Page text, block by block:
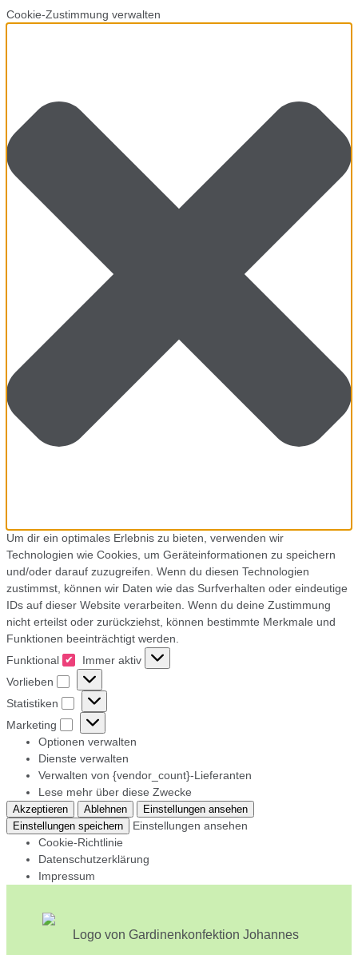
Cookie-Zustimmung verwalten
Um dir ein optimales Erlebnis zu bieten, verwenden wir
Technologien wie Cookies, um Geräteinformationen zu speichern
und/oder darauf zuzugreifen. Wenn du diesen Technologien
zustimmst, können wir Daten wie das Surfverhalten oder eindeutige
IDs auf dieser Website verarbeiten. Wenn du deine Zustimmung
nicht erteilst oder zurückziehst, können bestimmte Merkmale und
Funktionen beeinträchtigt werden.
Funktional
Funktional
Immer aktiv
Vorlieben
Vorlieben
Statistiken Statistiken
Marketing
Marketing
Optionen verwalten
Dienste verwalten
Verwalten von {vendor_count}-Lieferanten
Lese mehr über diese Zwecke
Akzeptieren Ablehnen
Einstellungen ansehen
Einstellungen speichern
Einstellungen ansehen
Cookie-Richtlinie
Datenschutzerklärung
Impressum
content